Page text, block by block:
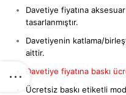
Davetiye fiyatına
tasarlanmıştır.
Davetiyenin katlama/
aittir.
Davetiye fiyatına baskı
Ücretsiz baskı etiketli